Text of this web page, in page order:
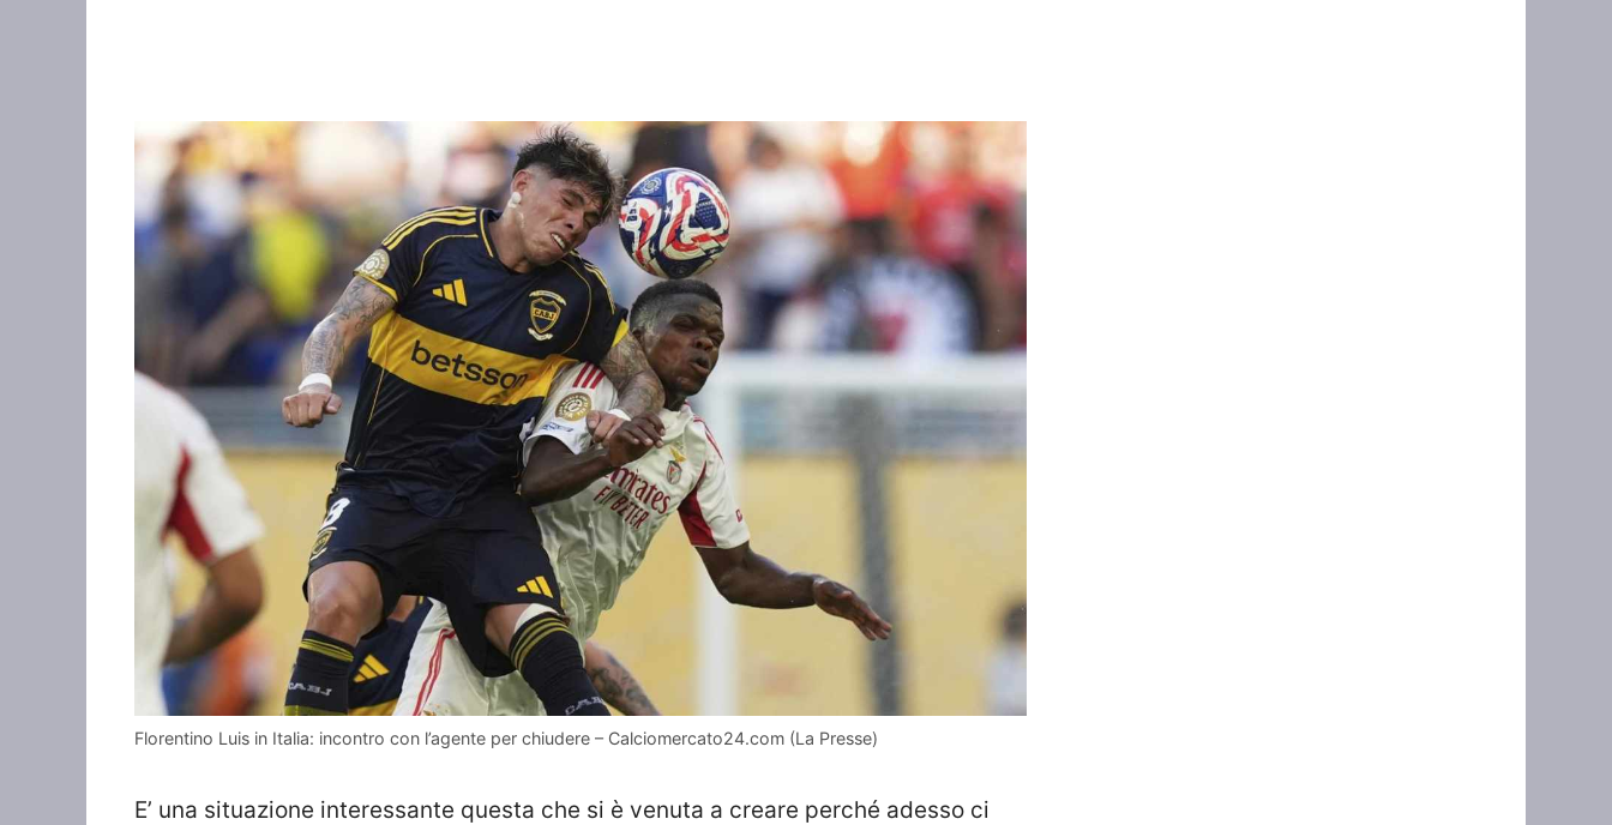
Florentino Luis in Italia: incontro con l’agente per chiudere – Calciomercato24.com (La Presse)
E’ una situazione interessante questa che si è venuta a creare perché adesso ci